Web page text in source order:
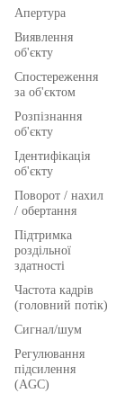
Апертура
Виявлення
об'єкту
Спостереження
за об'єктом
Розпізнання
об'єкту
Ідентифікація
об'єкту
Поворот / нахил
/ обертання
Підтримка
роздільної
здатності
Частота кадрів
(головний потік)
Сигнал/шум
Регулювання
підсилення
(AGC)